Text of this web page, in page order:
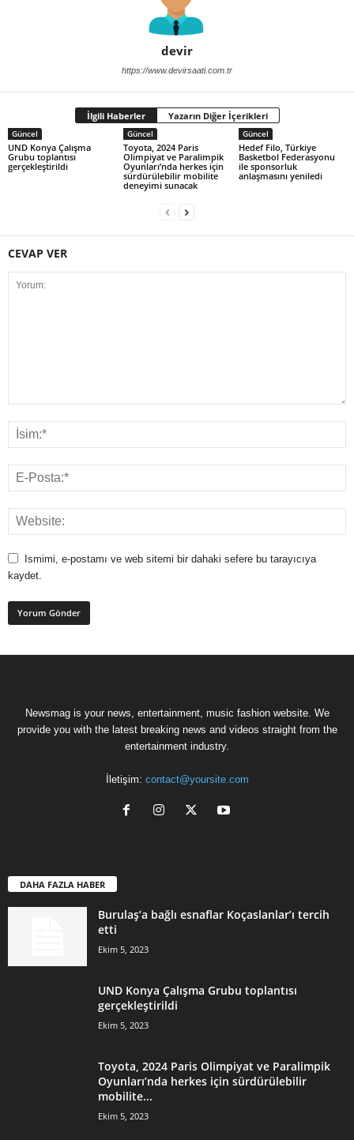
devir
https://www.devirsaati.com.tr
İlgili Haberler Yazarın Diğer İçerikleri
Güncel
UND Konya Çalışma
Grubu toplantısı
gerçekleştirildi
Güncel
Toyota, 2024 Paris
Olimpiyat ve Paralimpik
Oyunları’nda herkes için
sürdürülebilir mobilite
deneyimi sunacak
Güncel
Hedef Filo, Türkiye
Basketbol Federasyonu
ile sponsorluk
anlaşmasını yeniledi
CEVAP VER
Ismimi, e-postamı ve web sitemi bir dahaki sefere bu tarayıcıya
kaydet.
Newsmag is your news, entertainment, music fashion website. We
provide you with the latest breaking news and videos straight from the
entertainment industry.
İletişim: contact@yoursite.com
DAHA FAZLA HABER
Burulaş’a bağlı esnaflar Koçaslanlar’ı tercih
etti
Ekim 5, 2023
UND Konya Çalışma Grubu toplantısı
gerçekleştirildi
Ekim 5, 2023
Toyota, 2024 Paris Olimpiyat ve Paralimpik
Oyunları’nda herkes için sürdürülebilir
mobilite...
Ekim 5, 2023